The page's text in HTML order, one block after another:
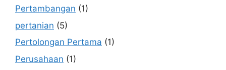
Pertambangan (1)
pertanian (5)
Pertolongan Pertama (1)
Perusahaan (1)